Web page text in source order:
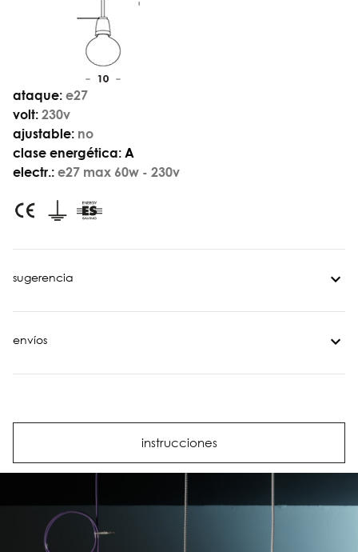
ataque: e27
volt: 230v
ajustable: no
clase energética: A
electr.: e27 max 60w - 230v
sugerencia
envíos
instrucciones